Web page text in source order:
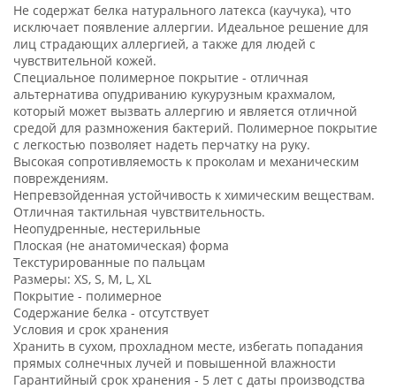
Не содержат белка натурального латекса (каучука), что
исключает появление аллергии. Идеальное решение для
лиц страдающих аллергией, а также для людей с
чувствительной кожей.
Специальное полимерное покрытие - отличная
альтернатива опудриванию кукурузным крахмалом,
который может вызвать аллергию и является отличной
средой для размножения бактерий. Полимерное покрытие
с легкостью позволяет надеть перчатку на руку.
Высокая сопротивляемость к проколам и механическим
повреждениям.
Непревзойденная устойчивость к химическим веществам.
Отличная тактильная чувствительность.
Неопудренные, нестерильные
Плоская (не анатомическая) форма
Текстурированные по пальцам
Размеры: XS, S, М, L, XL
Покрытие - полимерное
Содержание белка - отсутствует
Условия и срок хранения
Хранить в сухом, прохладном месте, избегать попадания
прямых солнечных лучей и повышенной влажности
Гарантийный срок хранения - 5 лет с даты производства